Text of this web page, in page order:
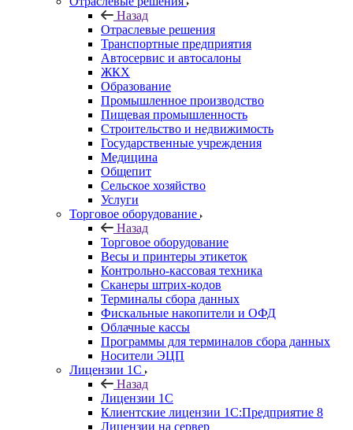
Назад
Отраслевые решения
Транспортные предприятия
Автосервис и автосалоны
ЖКХ
Образование
Промышленное производство
Пищевая промышленность
Строительство и недвижимость
Государственные учреждения
Медицина
Общепит
Сельское хозяйство
Услуги
Торговое оборудование
Назад
Торговое оборудование
Весы и принтеры этикеток
Контрольно-кассовая техника
Сканеры штрих-кодов
Терминалы сбора данных
Фискальные накопители и ОФД
Облачные кассы
Программы для терминалов сбора данных
Носители ЭЦП
Лицензии 1С
Назад
Лицензии 1С
Клиентские лицензии 1С:Предприятие 8
Лицензии на сервер